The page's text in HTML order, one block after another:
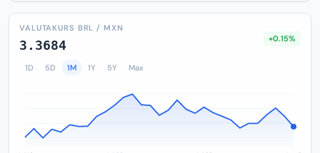
VALUTAKURS BRL / MXN
3.3684 +0.15%
1D 5D 1M 1Y 5Y Max